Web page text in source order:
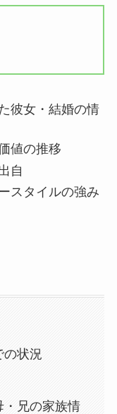
彼女・結婚の情
値の推移
自
スタイルの強み
の状況
・兄の家族情